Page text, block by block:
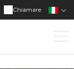
Chiamare